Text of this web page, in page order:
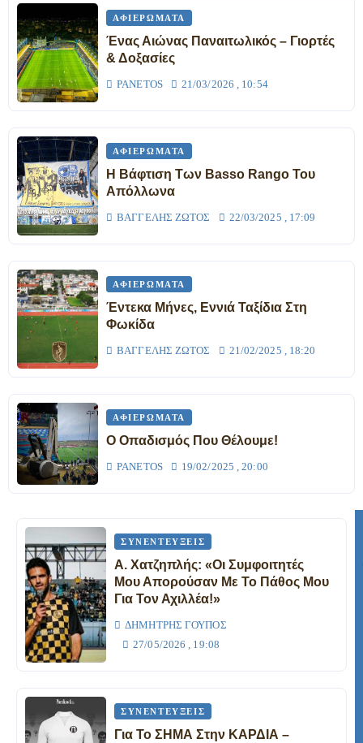
ΑΦΙΕΡΏΜΑΤΑ
Ένας Αιώνας Παναιτωλικός – Γιορτές
& Δοξασίες
PANETOS 21/03/2026 , 10:54
ΑΦΙΕΡΏΜΑΤΑ
Η Βάφτιση Των Basso Rango Του
Απόλλωνα
ΒΑΓΓΈΛΗΣ ΖΏΤΟΣ 22/03/2025 , 17:09
ΑΦΙΕΡΏΜΑΤΑ
Έντεκα Μήνες, Εννιά Ταξίδια Στη
Φωκίδα
ΒΑΓΓΈΛΗΣ ΖΏΤΟΣ 21/02/2025 , 18:20
ΑΦΙΕΡΏΜΑΤΑ
Ο Οπαδισμός Που Θέλουμε!
PANETOS 19/02/2025 , 20:00
ΣΥΝΕΝΤΕΎΞΕΙΣ
Α. Χατζηπλής: «Οι Συμφοιτητές
Μου Απορούσαν Με Το Πάθος Μου
Για Τον Αχιλλέα!»
ΔΗΜΉΤΡΗΣ ΓΟΎΠΟΣ
27/05/2026 , 19:08
ΣΥΝΕΝΤΕΎΞΕΙΣ
Για Το ΣΗΜΑ Στην ΚΑΡΔΙΑ –